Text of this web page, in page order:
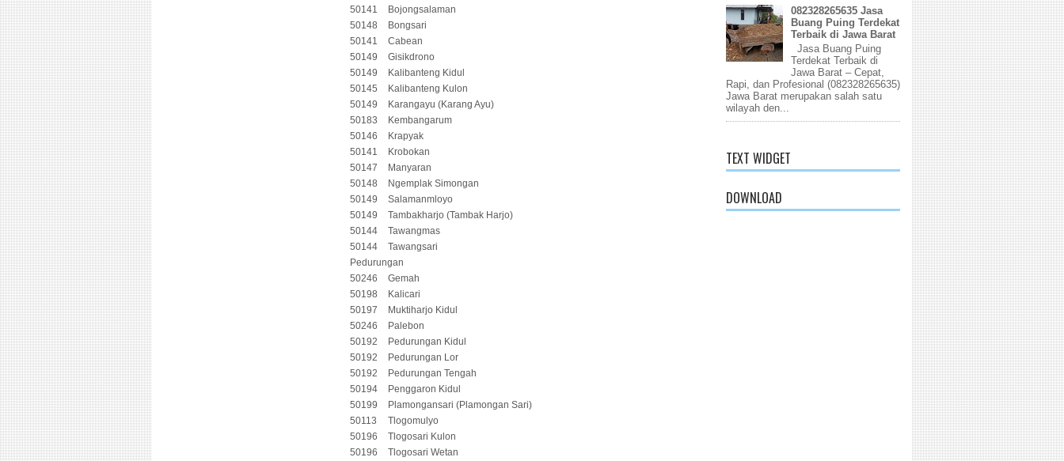
50141
Bojongsalaman
50148
Bongsari
50141
Cabean
50149
Gisikdrono
50149
Kalibanteng Kidul
50145
Kalibanteng Kulon
50149
Karangayu (Karang Ayu)
50183
Kembangarum
50146
Krapyak
50141
Krobokan
50147
Manyaran
50148
Ngemplak Simongan
50149
Salamanmloyo
50149
Tambakharjo (Tambak Harjo)
50144
Tawangmas
50144
Tawangsari
Pedurungan
50246
Gemah
50198
Kalicari
50197
Muktiharjo Kidul
50246
Palebon
50192
Pedurungan Kidul
50192
Pedurungan Lor
50192
Pedurungan Tengah
50194
Penggaron Kidul
50199
Plamongansari (Plamongan Sari)
50113
Tlogomulyo
50196
Tlogosari Kulon
50196
Tlogosari Wetan
082328265635 Jasa
Buang Puing Terdekat
Terbaik di Jawa Barat
Jasa Buang Puing
Terdekat Terbaik di
Jawa Barat – Cepat,
Rapi, dan Profesional (082328265635)
Jawa Barat merupakan salah satu
wilayah den...
TEXT WIDGET
DOWNLOAD